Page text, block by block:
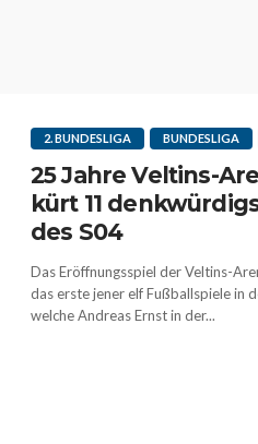
2. BUNDESLIGA BUNDESLIGA
25 Jahre Veltins-
kürt 11
des S04
Das Eröffnungsspiel der Veltins-
das erste jener elf Fußballspiele in
welche Andreas Ernst in der...